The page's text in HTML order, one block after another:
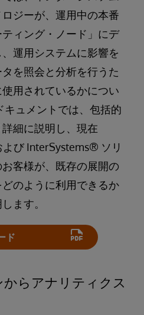
ジーが、運用中の本番
ィング・ノード」にデ
運用システムに影響を
を照会と分析を行うた
用されているかについ
キュメントでは、包括的
細に説明し、現在
び InterSystems® ソリ
客様が、既存の展開の
のように利用できるか
ます。
ド
らアナリティクス